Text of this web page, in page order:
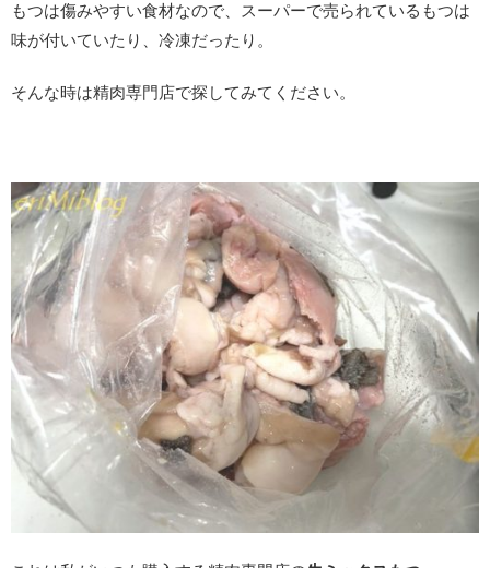
もつは傷みやすい食材なので、スーパーで売られているもつは
味が付いていたり、冷凍だったり。
そんな時は精肉専門店で探してみてください。